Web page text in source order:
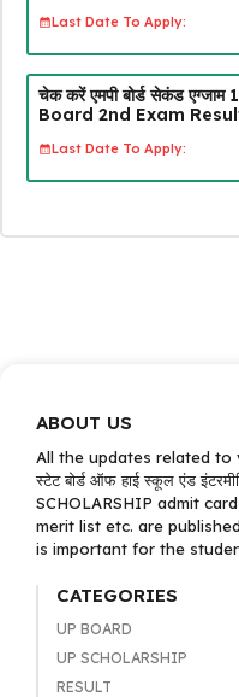
Last Date To Apply:
चेक करें एमपी बोर्ड सेकंड
Board 2nd Exam
Last Date To Apply:
ABOUT US
All the updates related to
स्टेट बोर्ड ऑफ हाई स्कूल एंड
SCHOLARSHIP admit
merit list etc. are
is important for the
CATEGORIES
UP BOARD
UP SCHOLARSHIP
RESULT